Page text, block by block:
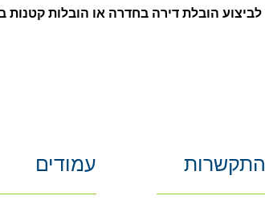
דירה בחדרה או הובלות קטנות בחדרה
עמודים